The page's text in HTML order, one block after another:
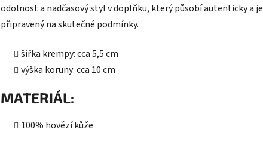
odolnost a nadčasový styl v doplňku, který působí autenticky a je
připravený na skutečné podmínky.
šířka krempy: cca 5,5 cm
výška koruny: cca 10 cm
MATERIÁL:
100% hovězí kůže